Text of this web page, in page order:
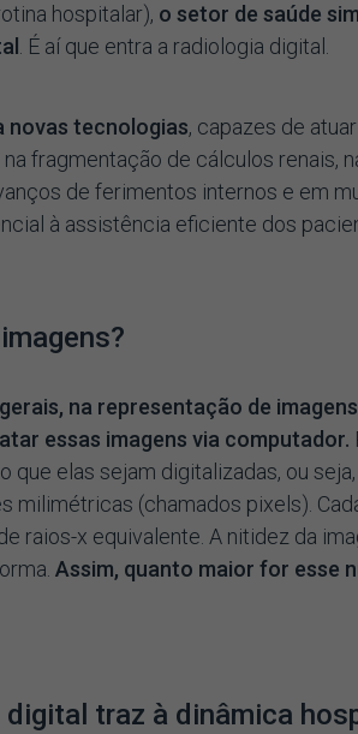
hospitalar), o setor de saúde
. É aí que entra a radiologia digital.
novas tecnologias, capazes de
fragmentação de cálculos renais,
de ferimentos internos e em
à assistência eficiente dos
na representação de
essas imagens via computador.
elas sejam digitalizadas, ou
milimétricas (chamados pixels).
raios-x equivalente. A nitidez da
Assim, quanto maior for esse
traz à dinâmica